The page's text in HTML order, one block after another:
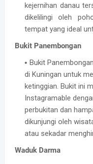
kejernihan danau
dikelilingi oleh
tempat yang ideal
Bukit Panembongan
Bukit
di Kuningan untuk
ketinggian. Bukit ini
Instagramable
perbukitan dan
dikunjungi oleh
atau sekadar
Waduk Darma